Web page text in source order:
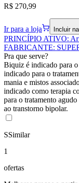
R$ 270,99
Ir para a loja Incluir
PRINCÍPIO ATIVO:
FABRICANTE:
Pra que serve?
Biquiz é indicado para
indicado para o
mania e mistos
indicado como terapia
para o tratamento
ao transtorno bipolar.
SSimilar
1
ofertas